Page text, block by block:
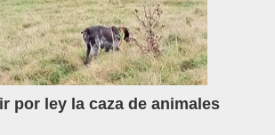
por ley la caza de animales